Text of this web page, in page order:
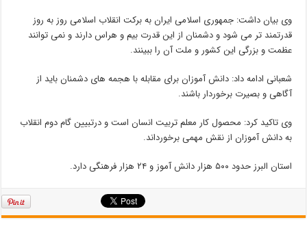
وی بیان داشت: جمهوری اسلامی ایران به برکت انقلاب اسلامی روز به روز
قدرتمند تر می شود و دشمنان از این قدرت بیم و هراس دارند و نمی توانند
عظمت و بزرگی این کشور و ملت آن را ببینند.
شعبانی ادامه داد: دانش آموزان برای مقابله با هجمه های دشمنان باید از
آگاهی و بصیرت برخوردار باشند.
وی تاکید کرد: محصول کار معلم تربیت انسان است و درتبیین گام دوم انقلاب
به دانش آموزان از نقش مهمی برخورداند.
استان البرز حدود ۵۰۰ هزار دانش آموز و ۲۴ هزار فرهنگی دارد.